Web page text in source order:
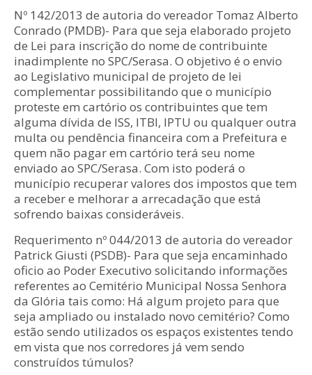
Nº 142/2013 de autoria do vereador Tomaz Alberto
Conrado (PMDB)- Para que seja elaborado projeto
de Lei para inscrição do nome de contribuinte
inadimplente no SPC/Serasa. O objetivo é o envio
ao Legislativo municipal de projeto de lei
complementar possibilitando que o município
proteste em cartório os contribuintes que tem
alguma dívida de ISS, ITBI, IPTU ou qualquer outra
multa ou pendência financeira com a Prefeitura e
quem não pagar em cartório terá seu nome
enviado ao SPC/Serasa. Com isto poderá o
município recuperar valores dos impostos que tem
a receber e melhorar a arrecadação que está
sofrendo baixas consideráveis.
Requerimento nº 044/2013 de autoria do vereador
Patrick Giusti (PSDB)- Para que seja encaminhado
oficio ao Poder Executivo solicitando informações
referentes ao Cemitério Municipal Nossa Senhora
da Glória tais como: Há algum projeto para que
seja ampliado ou instalado novo cemitério? Como
estão sendo utilizados os espaços existentes tendo
em vista que nos corredores já vem sendo
construídos túmulos?